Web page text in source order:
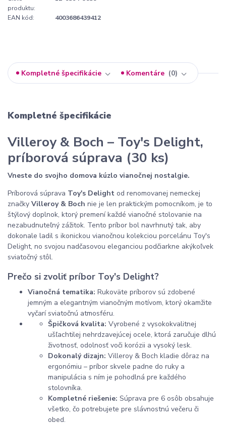
produktu:
EAN kód: 4003686439412
Kompletné špecifikácie Komentáre 0
Kompletné špecifikácie
Villeroy & Boch – Toy's Delight,
príborová súprava (30 ks)
Vneste do svojho domova kúzlo vianočnej nostalgie.
Príborová súprava Toy's Delight od renomovanej nemeckej
značky Villeroy & Boch nie je len praktickým pomocníkom, je to
štýlový doplnok, ktorý premení každé vianočné stolovanie na
nezabudnuteľný zážitok. Tento príbor bol navrhnutý tak, aby
dokonale ladil s ikonickou vianočnou kolekciou porcelánu Toy's
Delight, no svojou nadčasovou eleganciou podčiarkne akýkoľvek
sviatočný stôl.
Prečo si zvoliť príbor Toy's Delight?
Vianočná tematika: Rukoväte príborov sú zdobené
jemným a elegantným vianočným motívom, ktorý okamžite
vyčarí sviatočnú atmosféru.
Špičková kvalita: Vyrobené z vysokokvalitnej
ušľachtilej nehrdzavejúcej ocele, ktorá zaručuje dlhú
životnosť, odolnosť voči korózii a vysoký lesk.
Dokonalý dizajn: Villeroy & Boch kladie dôraz na
ergonómiu – príbor skvele padne do ruky a
manipulácia s ním je pohodlná pre každého
stolovníka.
Kompletné riešenie: Súprava pre 6 osôb obsahuje
všetko, čo potrebujete pre slávnostnú večeru či
obed.